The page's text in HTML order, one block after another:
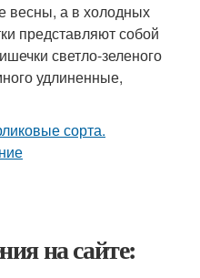
весны, а в холодных
представляют собой
светло-зеленого
удлиненные,
на сайте: